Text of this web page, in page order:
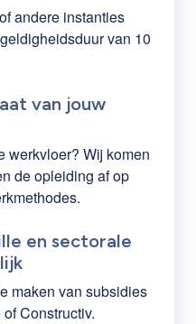
andere instanties
van 10
van jouw
werkvloer? Wij komen
de opleiding af op
en sectorale
maken van subsidies
Constructiv.